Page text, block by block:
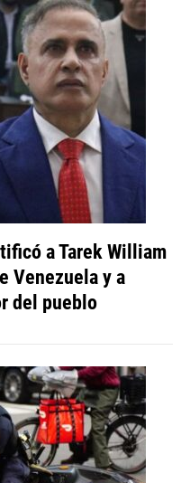
a Tarek William
Venezuela y a
del pueblo